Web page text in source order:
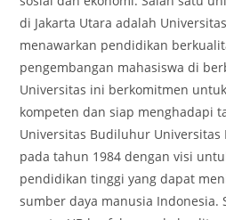
di Jakarta Utara adalah
menawarkan pendidikan
pengembangan mahasiswa di
Universitas ini berkomitmen
kompeten dan siap menghadapi
Universitas Budiluhur
pada tahun 1984 dengan visi
pendidikan tinggi yang dapat
sumber daya manusia Indonesia.